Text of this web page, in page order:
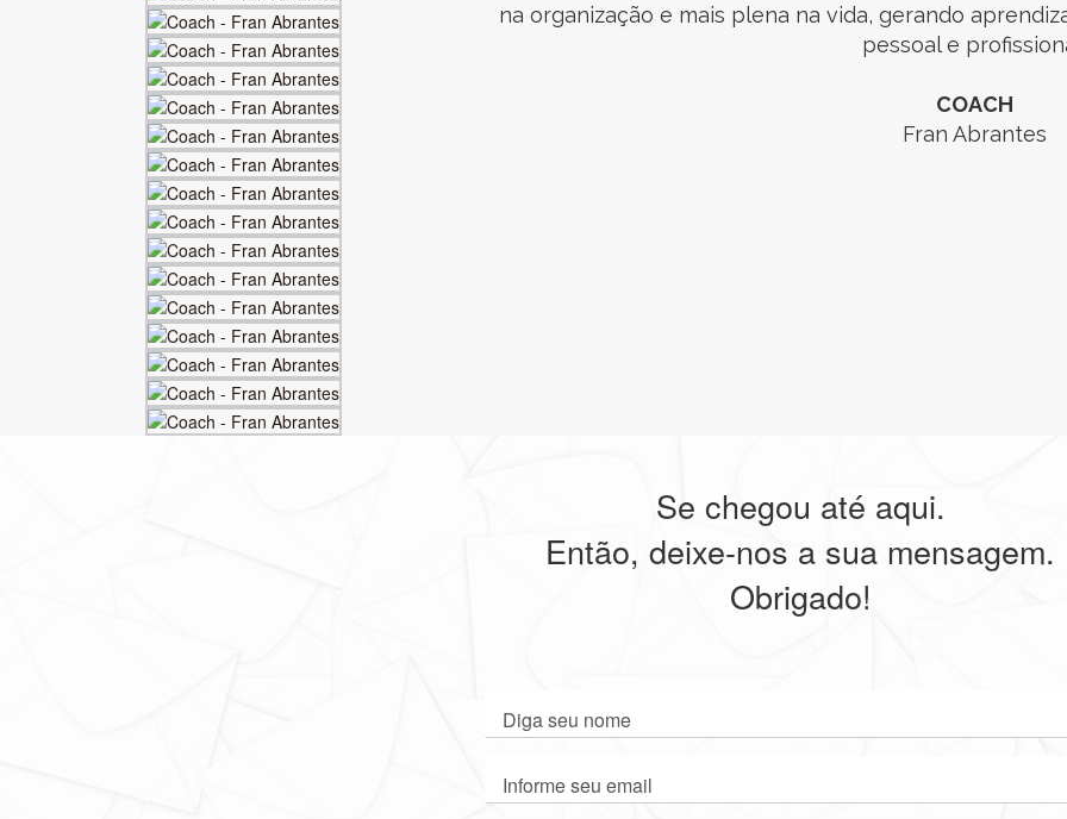
na organização e mais plena na vida, gerando
pessoal e
COACH
Fran Abrantes
Se chegou até aqui.
Então, deixe-nos a sua mensagem.
Obrigado!